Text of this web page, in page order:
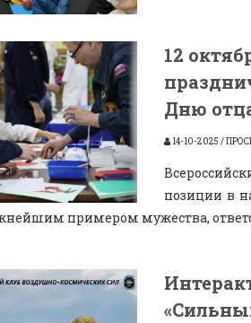
12
Дню
14-10-2025 /
позиции в
примером мужества,